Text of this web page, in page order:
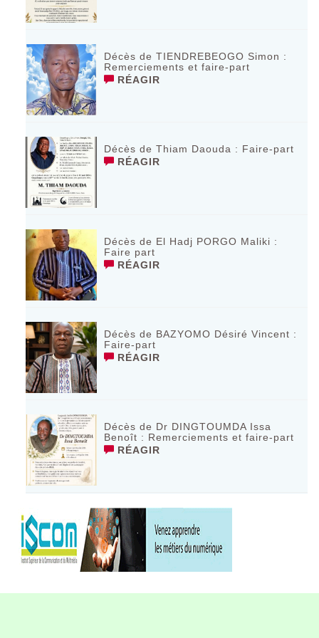
Décès de TIENDREBEOGO Simon :
Remerciements et faire-part
RÉAGIR
Décès de Thiam Daouda : Faire-part
RÉAGIR
Décès de El Hadj PORGO Maliki :
Faire part
RÉAGIR
Décès de BAZYOMO Désiré Vincent :
Faire-part
RÉAGIR
Décès de Dr DINGTOUMDA Issa
Benoît : Remerciements et faire-part
RÉAGIR